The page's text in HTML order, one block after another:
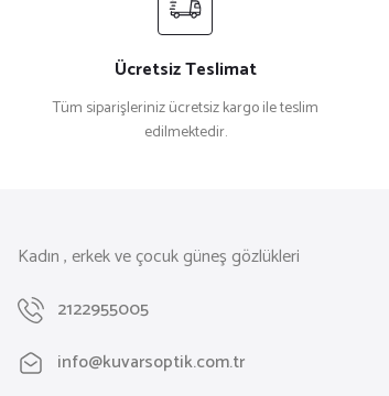
Ücretsiz Teslimat
Tüm siparişleriniz ücretsiz kargo ile teslim
edilmektedir.
Kadın , erkek ve çocuk güneş gözlükleri
2122955005
info@kuvarsoptik.com.tr